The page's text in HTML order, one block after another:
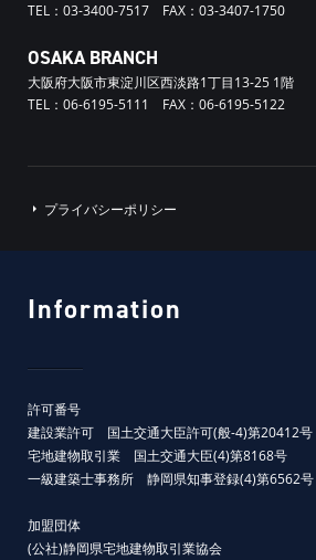
TEL：03-3400-7517 FAX：03-3407-1750
OSAKA BRANCH
大阪府大阪市東淀川区西淡路1丁目13-25 1階
TEL：06-6195-5111 FAX：06-6195-5122
プライバシーポリシー
Information
許可番号
建設業許可 国土交通大臣許可(般-4)第20412号
宅地建物取引業 国土交通大臣(4)第8168号
一級建築士事務所 静岡県知事登録(4)第6562号
加盟団体
(公社)静岡県宅地建物取引業協会